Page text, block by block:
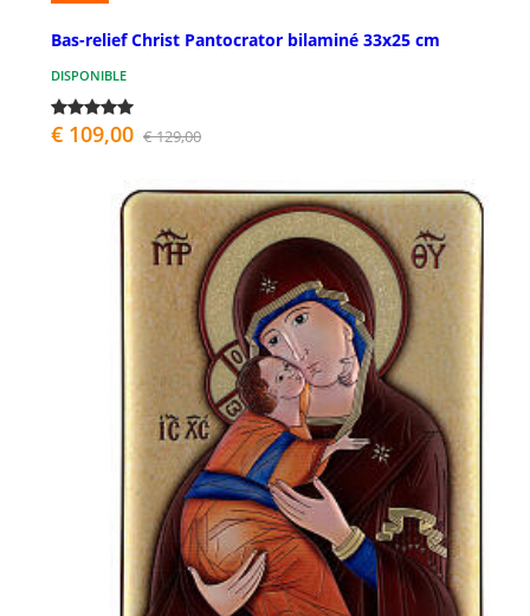
Bas-relief Christ Pantocrator bilaminé 33x25 cm
DISPONIBLE
€ 109,00 € 129,00